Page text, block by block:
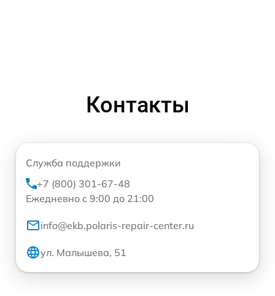
Контакты
Служба поддержки
+7 (800) 301-67-48
Ежедневно с 9:00 до 21:00
info@ekb.polaris-repair-center.ru
ул. Малышева, 51